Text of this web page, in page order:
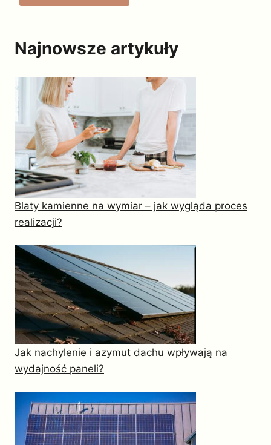
Najnowsze artykuły
Blaty kamienne na wymiar – jak wygląda proces
realizacji?
Jak nachylenie i azymut dachu wpływają na
wydajność paneli?